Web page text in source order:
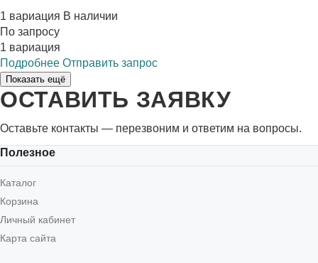
1 вариация В наличии
По запросу
1 вариация
Подробнее Отправить запрос
Показать ещё
ОСТАВИТЬ ЗАЯВКУ
Оставьте контакты — перезвоним и ответим на вопросы.
Полезное
Каталог
Корзина
Личный кабинет
Карта сайта